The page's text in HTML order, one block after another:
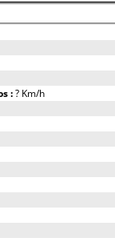
:? Km/h